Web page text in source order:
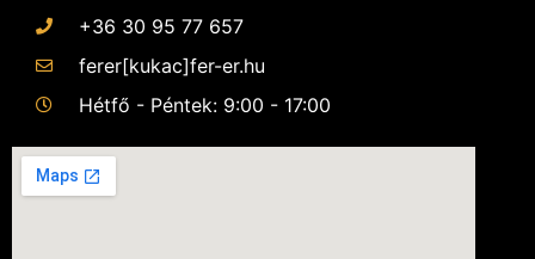
+36 30 95 77 657
ferer[kukac]fer-er.hu
Hétfő - Péntek: 9:00 - 17:00